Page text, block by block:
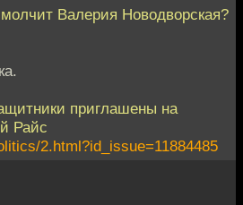
Валерия Новодворская?
приглашены на
Райс
2.html?id_issue=11884485